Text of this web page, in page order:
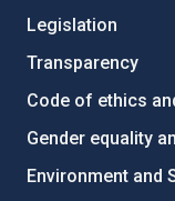
Legislation
Transparency
Code of ethics
Gender equality
Environment and